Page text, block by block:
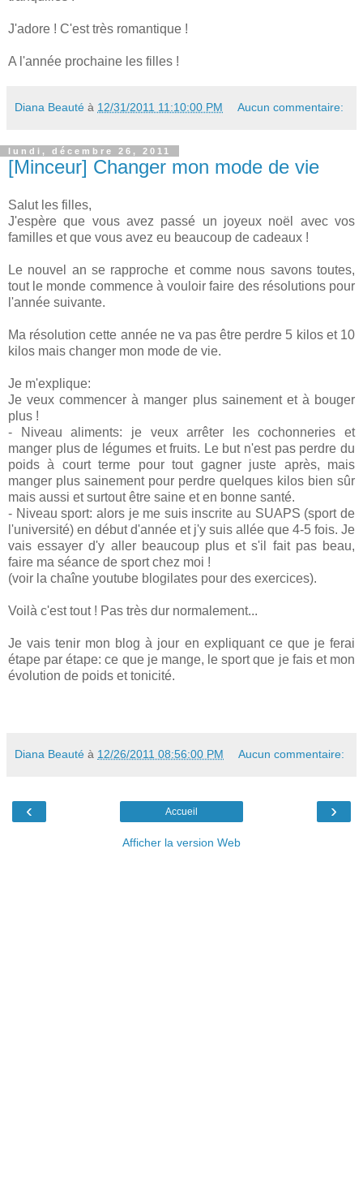
J'adore ! C'est très romantique !
A l'année prochaine les filles !
Diana Beauté à 12/31/2011 11:10:00 PM Aucun commentaire:
lundi, décembre 26, 2011
[Minceur] Changer mon mode de vie
Salut les filles,
J'espère que vous avez passé un joyeux noël avec vos
familles et que vous avez eu beaucoup de cadeaux !
Le nouvel an se rapproche et comme nous savons toutes,
tout le monde commence à vouloir faire des résolutions pour
l'année suivante.
Ma résolution cette année ne va pas être perdre 5 kilos et 10
kilos mais changer mon mode de vie.
Je m'explique:
Je veux commencer à manger plus sainement et à bouger
plus !
- Niveau aliments: je veux arrêter les cochonneries et
manger plus de légumes et fruits. Le but n'est pas perdre du
poids à court terme pour tout gagner juste après, mais
manger plus sainement pour perdre quelques kilos bien sûr
mais aussi et surtout être saine et en bonne santé.
- Niveau sport: alors je me suis inscrite au SUAPS (sport de
l'université) en début d'année et j'y suis allée que 4-5 fois. Je
vais essayer d'y aller beaucoup plus et s'il fait pas beau,
faire ma séance de sport chez moi !
(voir la chaîne youtube blogilates pour des exercices).
Voilà c'est tout ! Pas très dur normalement...
Je vais tenir mon blog à jour en expliquant ce que je ferai
étape par étape: ce que je mange, le sport que je fais et mon
évolution de poids et tonicité.
Diana Beauté à 12/26/2011 08:56:00 PM Aucun commentaire:
‹ ›
Accueil
Afficher la version Web